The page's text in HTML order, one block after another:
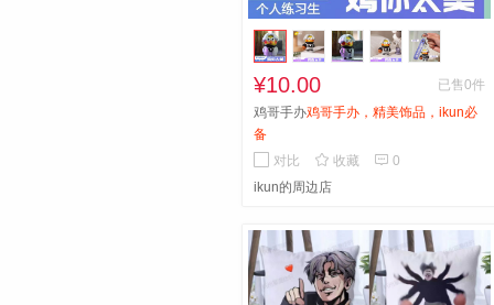
¥10.00
已售0件
鸡哥手办鸡哥手办，精美饰品，ikun必
备
对比
 收藏  0
ikun的周边店